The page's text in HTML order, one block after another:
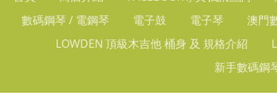
數碼鋼琴 / 電鋼琴
電子鼓 電子琴
澳門
LOWDEN 頂級木吉他 桶身 及 規格介紹
新手數碼鋼